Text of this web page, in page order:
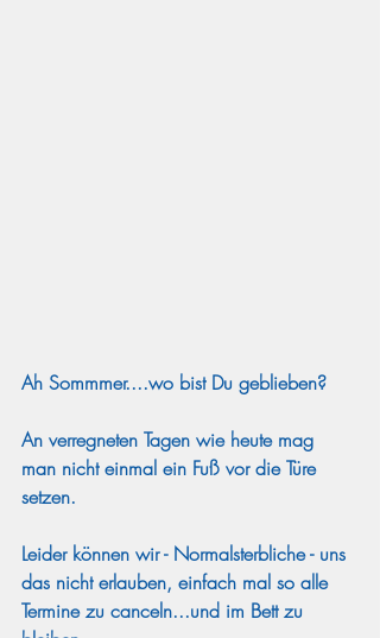
Ah Sommmer....wo bist Du geblieben?
An verregneten Tagen wie heute mag
man nicht einmal ein Fuß vor die Türe
setzen.
Leider können wir - Normalsterbliche - uns
das nicht erlauben, einfach mal so alle
Termine zu canceln...und im Bett zu